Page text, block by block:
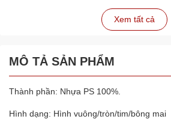
Xem tất cả
MÔ TẢ SẢN PHẨM
Thành phần: Nhựa PS 100%.
Hình dạng: Hình vuông/tròn/tim/bông mai